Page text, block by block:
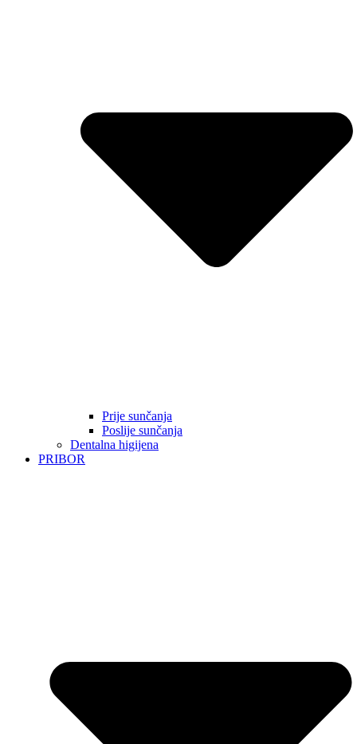
Prije sunčanja
Poslije sunčanja
Dentalna higijena
PRIBOR